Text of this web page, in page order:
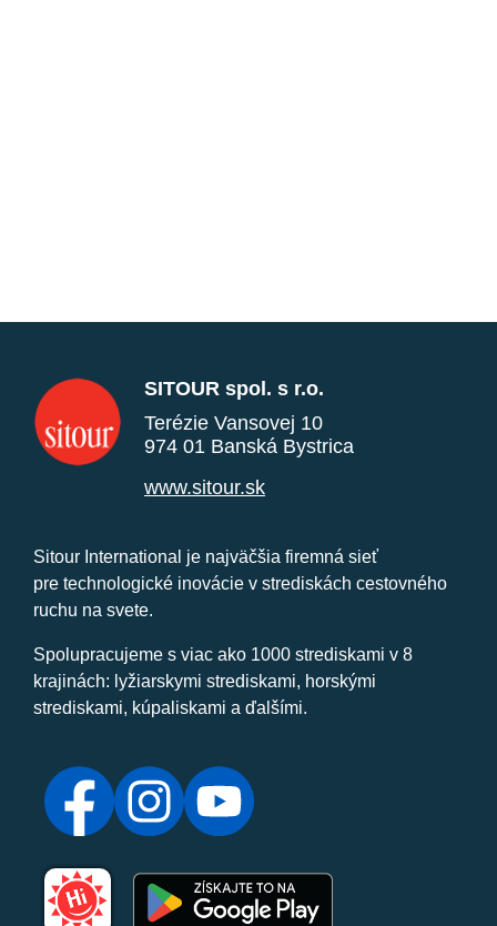
SITOUR spol. s r.o.
Terézie Vansovej 10
974 01 Banská Bystrica
www.sitour.sk
Sitour International je najväčšia firemná sieť
pre technologické inovácie v strediskách cestovného
ruchu na svete.
Spolupracujeme s viac ako 1000 strediskami v 8
krajinách: lyžiarskymi strediskami, horskými
strediskami, kúpaliskami a ďalšími.